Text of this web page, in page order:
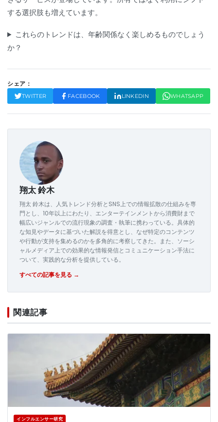
する選択肢も増えています。
これらのトレンドは、年齢関係なく楽しめるものでしょう
か？
シェア：
TWITTER FACEBOOK LINKEDIN WHATSAPP
翔太 鈴木
翔太 鈴木は、人気トレンド分析とSNS上での情報拡散の仕組みを専
門とし、10年以上にわたり、エンターテインメントから消費財まで
幅広いジャンルでの流行現象の調査・執筆に携わっている。具体的
な知見やデータに基づいた解説を得意とし、なぜ特定のコンテンツ
や行動が支持を集めるのかを多角的に考察してきた。また、ソーシ
ャルメディア上での効果的な情報発信とコミュニケーション手法に
ついて、実践的な分析を提供している。
すべての記事を見る →
関連記事
インフルエンサー研究